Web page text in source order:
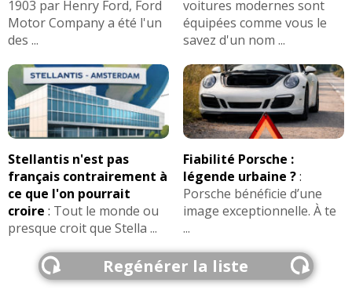
1903 par Henry Ford, Ford
Motor Company a été l'un
des ...
voitures modernes sont
équipées comme vous le
savez d'un nom ...
Stellantis n'est pas
français contrairement à
ce que l'on pourrait
croire : Tout le monde ou
presque croit que Stella ...
Fiabilité Porsche :
légende urbaine ?:
Porsche bénéficie d’une
image exceptionnelle. À te
...
Regénérer la liste